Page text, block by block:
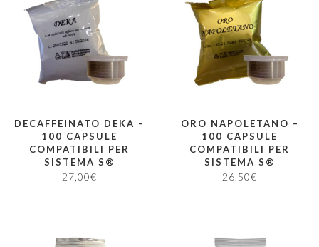
DECAFFEINATO DEKA –
100 CAPSULE
COMPATIBILI PER
SISTEMA S®
27,00€
ORO NAPOLETANO –
100 CAPSULE
COMPATIBILI PER
SISTEMA S®
26,50€